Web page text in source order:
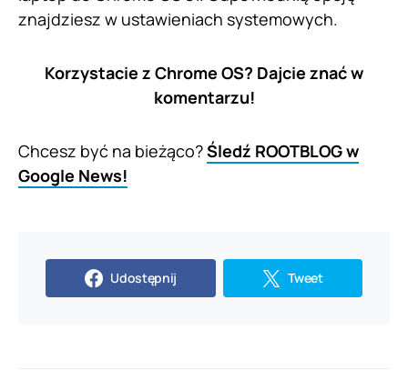
znajdziesz w ustawieniach systemowych.
Korzystacie z Chrome OS? Dajcie znać w
komentarzu!
Chcesz być na bieżąco?Śledź ROOTBLOG w
Google News!
Udostępnij Tweet